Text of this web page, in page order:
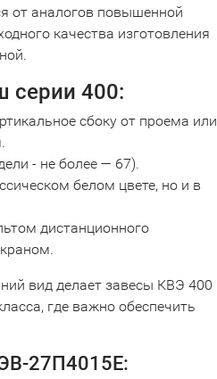
от аналогов повышенной
качества изготовления
серии 400:
сбоку от проема или
- не более — 67).
белом цвете, но и в
дистанционного
вид делает завесы КВЭ 400
где важно обеспечить
27П4015Е: